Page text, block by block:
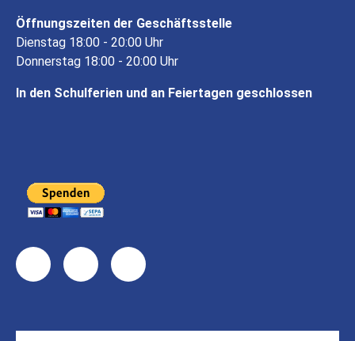
Öffnungszeiten der Geschäftsstelle
Dienstag 18:00 - 20:00 Uhr
Donnerstag 18:00 - 20:00 Uhr
In den Schulferien und an Feiertagen geschlossen